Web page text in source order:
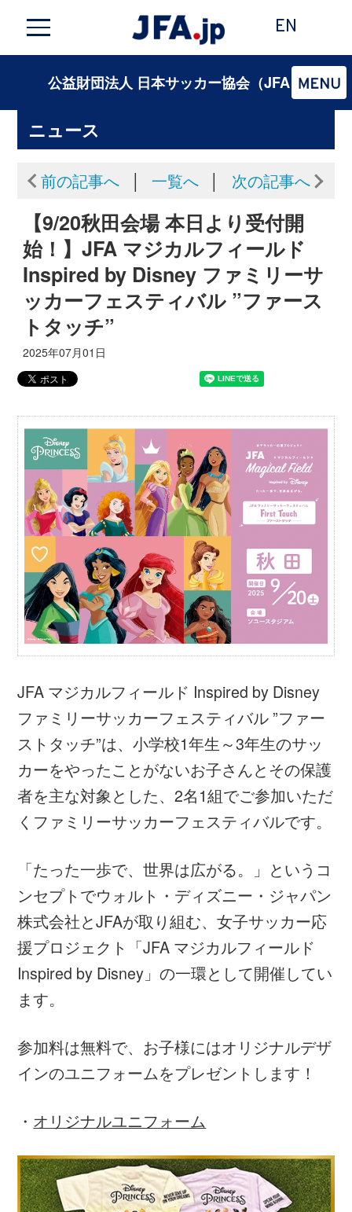
EN
公益財団法人 日本サッカー協会（JFA）
ニュース
前の記事へ│
始！】JFA マジカルフィールド
Inspired by Disney ファミリーサ
ッカーフェスティバル ”ファース
トタッチ”
2025年07月01日
JFA マジカルフィールド Inspired by Disney
ファミリーサッカーフェスティバル ”ファー
ストタッチ”は、小学校1年生～3年生のサッ
カーをやったことがないお子さんとその保護
者を主な対象とした、2名1組でご参加いただ
くファミリーサッカーフェスティバルです。
「たった一歩で、世界は広がる。」というコ
ンセプトでウォルト・ディズニー・ジャパン
株式会社とJFAが取り組む、女子サッカー応
Inspired by Disney」の一環として開催してい
ます。
参加料は無料で、お子様にはオリジナルデザ
インのユニフォームをプレゼントします！
・オリジナルユニフォーム
Passport」の「
イベント 」から！（アプ
リへ遷移いたします。）
・開催日
2025年9月20日(土)